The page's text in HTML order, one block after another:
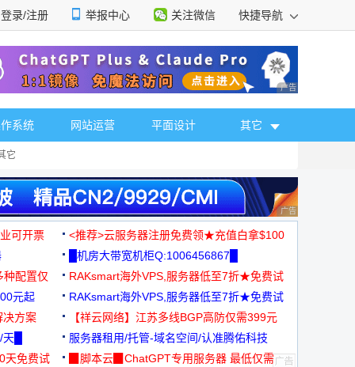
登录/注册 举报中心 关注微信 快捷导航
广告 商业广告，理
系统 网站运营 平面设计 其它
它
广告 商业广告，理
可开票
<推荐>云服务器注册免费领★充值白拿$100
█机房大带宽机柜Q:1006456867█
种配置仅
RAKsmart海外VPS,服务器低至7折★免费试
用★
元起
RAKsmart海外VPS,服务器低至7折★免费试
用★
决方案
【祥云网络】江苏多线BGP高防仅需399元
█
服务器租用/托管-域名空间/认准腾佑科技
免费试
▉脚本云▉ChatGPT专用服务器 最低仅需